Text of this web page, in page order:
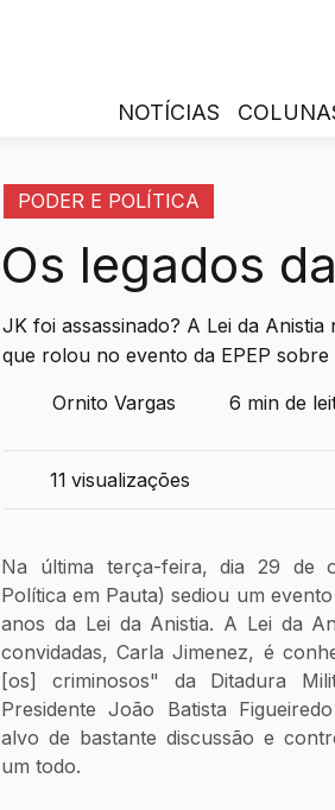
NOTÍCIAS
PODER E POLÍTICA
Os legados
JK foi assassinado? A Lei da
que rolou no evento da EPEP
Ornito Vargas
6 min de
11 visualizações
Na última terça-feira, dia 29 de
Política em Pauta) sediou um
anos da Lei da Anistia. A Lei da
convidadas, Carla Jimenez, é
[os] criminosos" da Ditadura
Presidente João Batista
alvo de bastante discussão e
um todo.